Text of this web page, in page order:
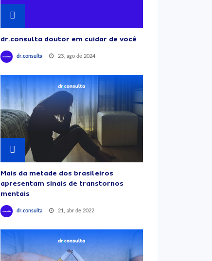
dr.consulta doutor em cuidar de você
dr.consulta 23, ago de 2024
Mais da metade dos brasileiros
apresentam sinais de transtornos
mentais
dr.consulta 21, abr de 2022